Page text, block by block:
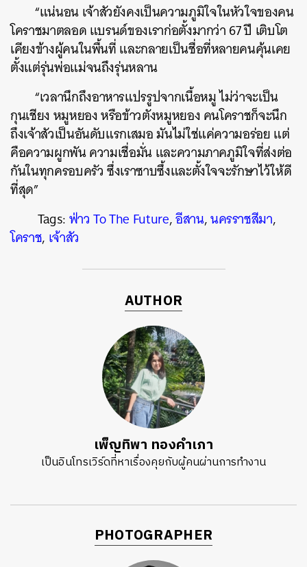
“แน่นอน เจ้าสัวยังคงเป็นความภูมิใจในหัวใจของคน
โคราชมาตลอด แบรนด์ของเราก่อตั้งมากว่า 67 ปี เติบโต
เคียงข้างผู้คนในพื้นที่ และกลายเป็นชื่อที่หลายคนคุ้นเคย
ตั้งแต่รุ่นพ่อแม่จนถึงรุ่นหลาน
“เวลานึกถึงอาหารแปรรูปจากเนื้อหมู ไม่ว่าจะเป็น
กุนเชียง หมูหยอง หรือข้าวตังหมูหยอง คนโคราชก็จะนึก
ถึงเจ้าสัวเป็นอันดับแรกเสมอ มันไม่ใช่แค่ความอร่อย แต่
คือความผูกพัน ความเชื่อมั่น และความภาคภูมิใจที่ส่งต่อ
กันในทุกครอบครัว ซึ่งเราซาบซึ้งและตั้งใจจะรักษาไว้ให้ดี
ที่สุด”
Tags:ฟ่าว To The Future,อีสาน,นครราชสีมา,
โคราช, เจ้าสัว
AUTHOR
เพ็ญทิพา ทองคำเภา
เป็นอินโทรเวิร์ดที่หาเรื่องคุยกับผู้คนผ่านการทำงาน
PHOTOGRAPHER